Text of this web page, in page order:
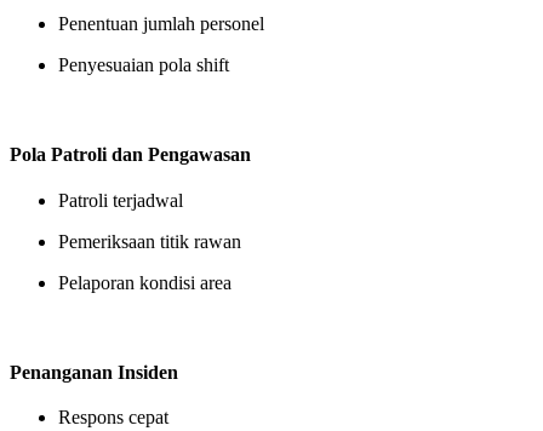
Penentuan jumlah personel
Penyesuaian pola shift
Pola Patroli dan Pengawasan
Patroli terjadwal
Pemeriksaan titik rawan
Pelaporan kondisi area
Penanganan Insiden
Respons cepat